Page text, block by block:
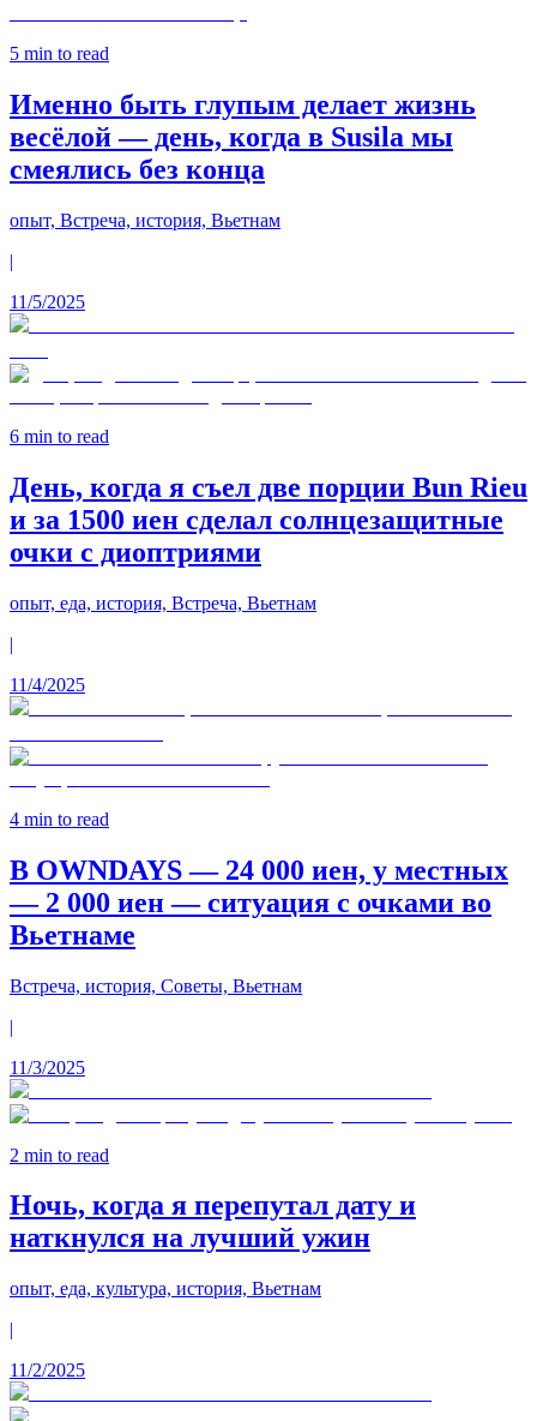
5 min to read
Именно быть глупым делает жизнь
весёлой — день, когда в Susila мы
смеялись без конца
опыт, Встреча, история, Вьетнам
|
11/5/2025
6 min to read
День, когда я съел две порции Bun Rieu
и за 1500 иен сделал солнцезащитные
очки с диоптриями
опыт, еда, история, Встреча, Вьетнам
|
11/4/2025
4 min to read
В OWNDAYS — 24 000 иен, у местных
— 2 000 иен — ситуация с очками во
Вьетнаме
Встреча, история, Советы, Вьетнам
|
11/3/2025
2 min to read
Ночь, когда я перепутал дату и
наткнулся на лучший ужин
опыт, еда, культура, история, Вьетнам
|
11/2/2025